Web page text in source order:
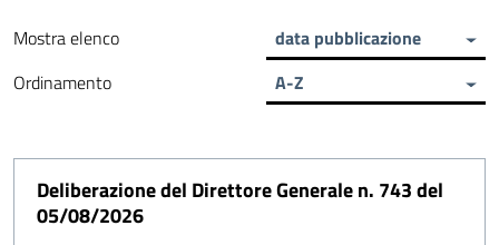
Mostra elenco
data pubblicazione
Ordinamento
A-Z
Deliberazione del Direttore Generale n. 743 del
05/08/2026